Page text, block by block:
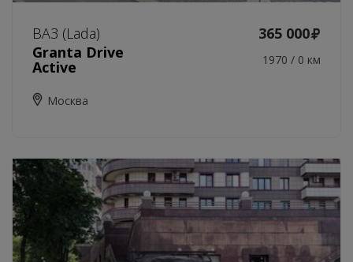
ВАЗ (Lada)
365 000
Granta Drive
Active 1970 / 0 км
Москва